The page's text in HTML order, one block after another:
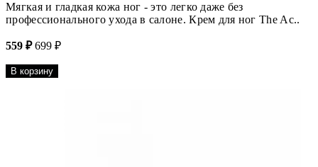
Мягкая и гладкая кожа ног - это легко даже без
профессионального ухода в салоне. Крем для ног The Ac..
559 ₽ 699 ₽
В корзину